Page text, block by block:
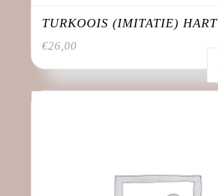
TURKOOIS (IMITATIE) HART
€26,00